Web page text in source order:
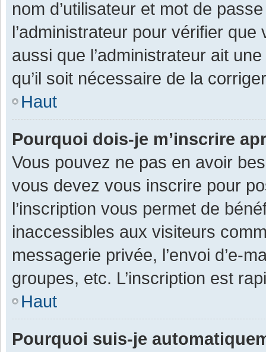
nom d’utilisateur et mot de
l’administrateur pour vérifier
aussi que l’administrateur ait
qu’il soit nécessaire de la
Haut
Pourquoi dois-je m’inscrire
Vous pouvez ne pas en avoir
vous devez vous inscrire pour
l’inscription vous permet de
inaccessibles aux visiteurs
messagerie privée, l’envoi d’e-
groupes, etc. L’inscription est
Haut
Pourquoi suis-je